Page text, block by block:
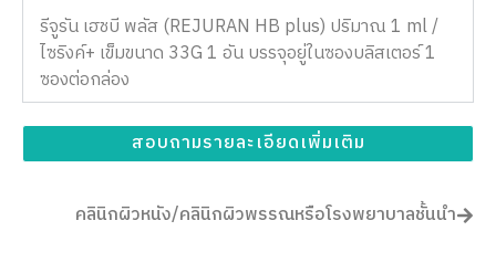
รีจูรัน เฮชบี พลัส (REJURAN HB plus) ปริมาณ 1 ml /
ไซริงค์+ เข็มขนาด 33G 1 อัน บรรจุอยู่ในซองบลิสเตอร์ 1
ซองต่อกล่อง
สอบถามรายละเอียดเพิ่มเติม
คลินิกผิวหนัง/คลินิกผิวพรรณหรือโรงพยาบาลชั้นนำ